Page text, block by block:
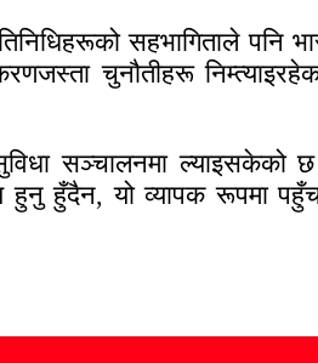
सहभागिताले पनि
चुनौतीहरू
सञ्चालनमा ल्याइसकेको
हुँदैन, यो व्यापक रूपमा